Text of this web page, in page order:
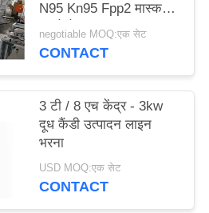
N95 Kn95 Fpp2 मास्क
बनाने के उपकरण
negotiable MOQ:एक सेट
CONTACT
3 टी / 8 एच केंद्र - 3kw
दूध कैंडी उत्पादन लाइन
भरना
USD MOQ:एक सेट
CONTACT